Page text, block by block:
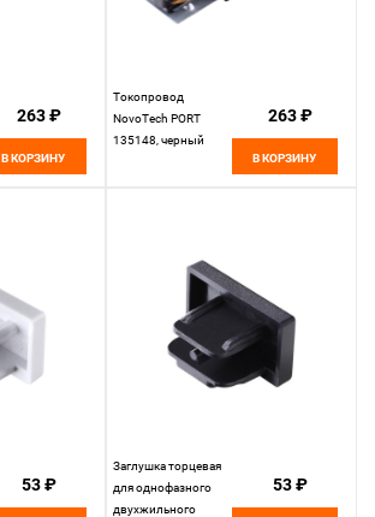
263 ₽
В КОРЗИНУ
Токопровод
NovoTech PORT
135148, черный
263 ₽
В КОРЗИНУ
53 ₽
Заглушка торцевая
для однофазного
двухжильного
53 ₽